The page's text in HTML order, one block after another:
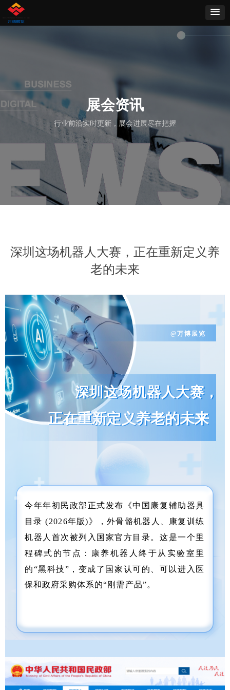
深圳这场机器人大赛，正在重新定义养
老的未来
深圳这场机器人大赛，
正在重新定义养老的未来
@万博展览
今年年初民政部正式发布《中国康复辅助器具
目录 (2026年版)》，外骨骼机器人、康复训练
机器人首次被列入国家官方目录。这是一个里
程碑式的节点：康养机器人终于从实验室里
的“黑科技”，变成了国家认可的、可以进入医
保和政府采购体系的“刚需产品”。
展会资讯
行业前沿实时更新，展会进展尽在把握